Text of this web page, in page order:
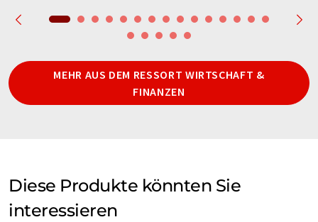
MEHR AUS DEM RESSORT WIRTSCHAFT &
FINANZEN
Diese Produkte könnten Sie
interessieren